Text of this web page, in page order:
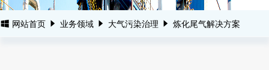
网站首页 业务领域 大气污染治理 炼化尾气解决方案